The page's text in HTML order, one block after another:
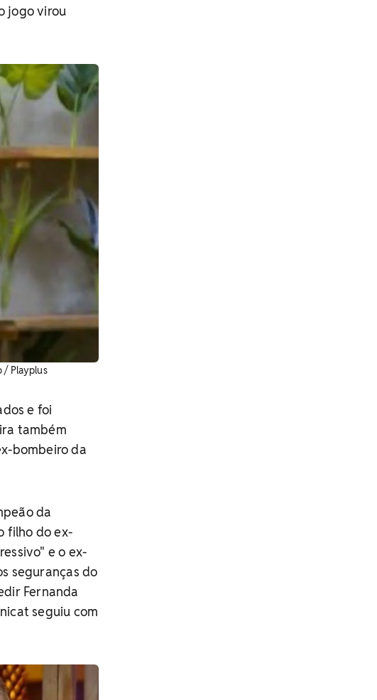
jogo virou
/ Playplus
e foi
também
bombeiro da
da
filho do ex-
e o ex-
seguranças do
Fernanda
seguiu com